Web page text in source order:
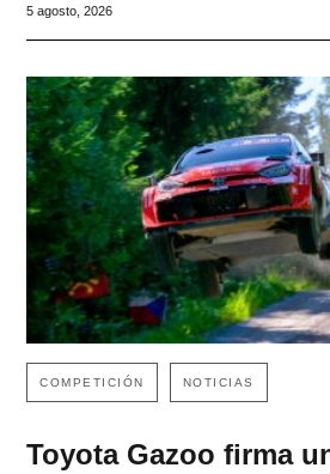
5 agosto, 2026
COMPETICIÓN NOTICIAS
Toyota Gazoo firma